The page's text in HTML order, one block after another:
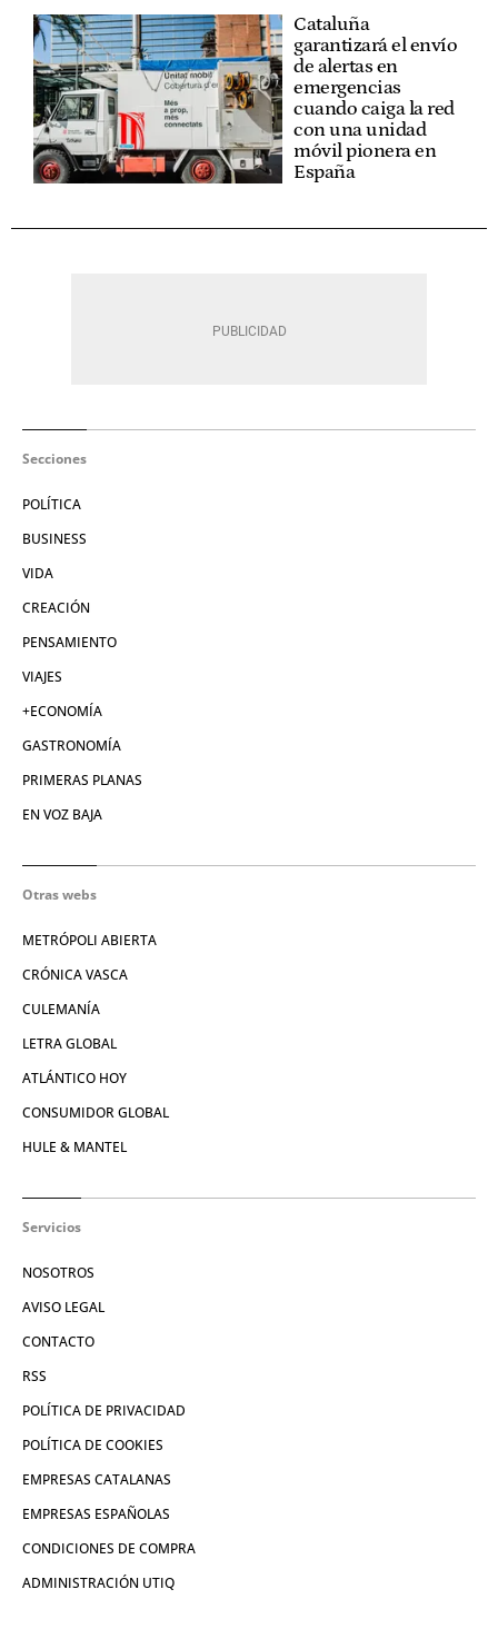
Cataluña
garantizará el envío
de alertas en
emergencias
cuando caiga la red
con una unidad
móvil pionera en
España
Secciones
POLÍTICA
BUSINESS
VIDA
CREACIÓN
PENSAMIENTO
VIAJES
+ECONOMÍA
GASTRONOMÍA
PRIMERAS PLANAS
EN VOZ BAJA
Otras webs
METRÓPOLI ABIERTA
CRÓNICA VASCA
CULEMANÍA
LETRA GLOBAL
ATLÁNTICO HOY
CONSUMIDOR GLOBAL
HULE & MANTEL
Servicios
NOSOTROS
AVISO LEGAL
CONTACTO
RSS
POLÍTICA DE PRIVACIDAD
POLÍTICA DE COOKIES
EMPRESAS CATALANAS
EMPRESAS ESPAÑOLAS
CONDICIONES DE COMPRA
ADMINISTRACIÓN UTIQ